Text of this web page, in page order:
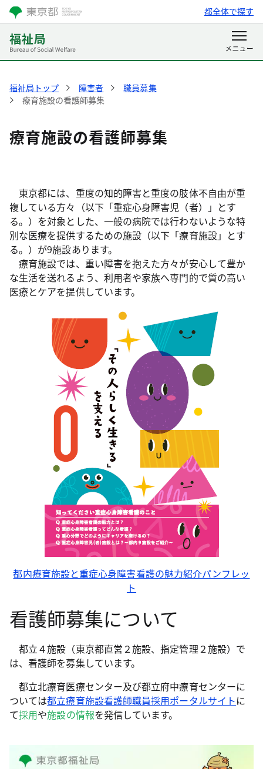
都全体で探す
福祉局トップ 障害者
職員募集
療育施設の看護師募集
療育施設の看護師募集
東京都には、重度の知的障害と重度の肢体不自由が重
複している方々（以下「重症心身障害児（者）」とす
る。）を対象とした、一般の病院では行わないような特
別な医療を提供するための施設（以下「療育施設」とす
る。）が9施設あります。
療育施設では、重い障害を抱えた方々が安心して豊か
な生活を送れるよう、利用者や家族へ専門的で質の高い
医療とケアを提供しています。
都内療育施設と重症心身障害看護の魅力紹介パンフレッ
ト
看護師募集について
都立４施設（東京都直営２施設、指定管理２施設）で
は、看護師を募集しています。
都立北療育医療センター及び都立府中療育センターに
ついては都立療育施設看護師職員採用ポータルサイトに
て採用や施設の情報を発信しています。